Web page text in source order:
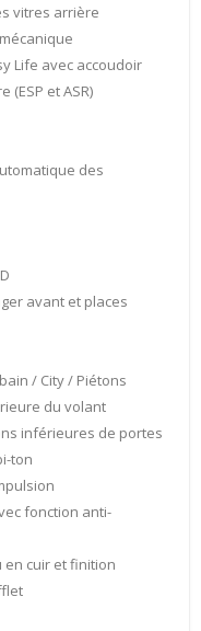
vitres arrière
Life avec accoudoir
et ASR)
des
avant et places
/ City / Piétons
du volant
inférieures de portes
ton
fonction anti-
en cuir et finition